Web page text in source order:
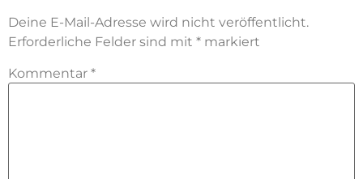
Deine E-Mail-Adresse wird nicht veröffentlicht.
Erforderliche Felder sind mit * markiert
Kommentar *